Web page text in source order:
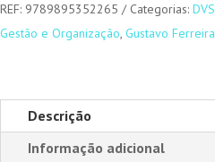
REF: 9789895352265 Categorias:
Gestão e Organização, Gustavo Ferreira
Descrição
Informação adicional